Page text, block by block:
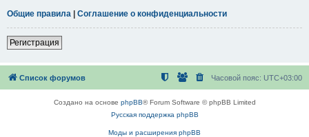
Общие правила | Соглашение о конфиденциальности
Регистрация
Список форумов Часовой пояс: UTC+03:00
Создано на основе phpBB® Forum Software © phpBB Limited
Русская поддержка phpBB
Моды и расширения phpBB